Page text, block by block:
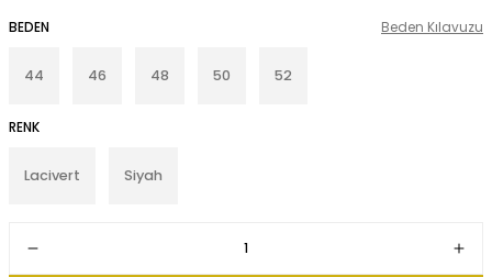
BEDEN
44 46 48 50 52
RENK
Lacivert Siyah
Beden Kılavuzu